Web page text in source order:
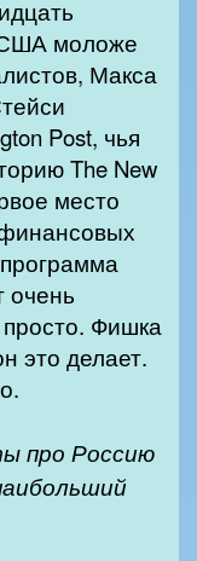
моложе
Макса
Post, чья
The New
место
очень
Фишка
это делает.
про Россию